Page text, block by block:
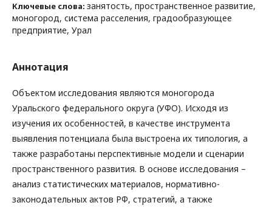
Ключевые слова: занятость, пространственное развитие,
моногород, система расселения, градообразующее
предприятие, Урал
Аннотация
Объектом исследования являются моногорода
Уральского федерального округа (УФО). Исходя из
изучения их особенностей, в качестве инструмента
выявления потенциала была выстроена их типология, а
также разработаны перспективные модели и сценарии
пространственного развития. В основе исследования –
анализ статистических материалов, нормативно-
законодательных актов РФ, стратегий, а также